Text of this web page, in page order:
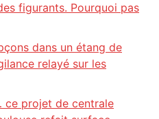
figurants. Pourquoi pas
dans un étang de
relayé sur les
ce projet de centrale